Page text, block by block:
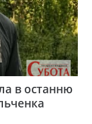
в останню